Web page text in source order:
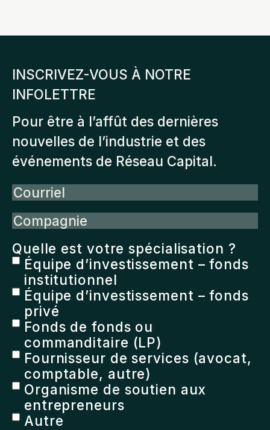
INSCRIVEZ-VOUS À NOTRE
INFOLETTRE
Pour être à l’affût des dernières
nouvelles de l’industrie et des
événements de Réseau Capital.
Courriel
Compagnie
Quelle est votre spécialisation ?
Équipe d’investissement – fonds
institutionnel
Équipe d’investissement – fonds
privé
Fonds de fonds ou
commanditaire (LP)
Fournisseur de services (avocat,
comptable, autre)
Organisme de soutien aux
entrepreneurs
Autre